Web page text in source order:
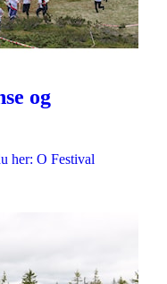
og
her: O Festival